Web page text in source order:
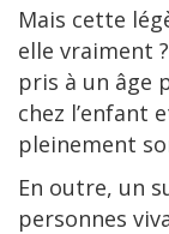
Mais cette
elle vraiment
pris à un âge
chez l’enfant
pleinement
En outre, un
personnes